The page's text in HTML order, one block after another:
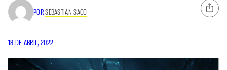
PORSEBASTIAN SACO
18 DE ABRIL, 2022